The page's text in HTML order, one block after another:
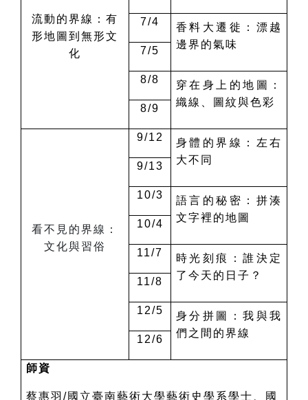
流動的界線：有
形地圖到無形文
化
7/4
香料大遷徙：漂越
邊界的氣味
7/5
8/8
穿在身上的地圖：
織線、圖紋與色彩
8/9
看不見的界線：
文化與習俗
9/12
身體的界線：左右
大不同
9/13
10/3
語言的秘密：拼湊
文字裡的地圖
10/4
11/7
時光刻痕：誰決定
了今天的日子？
11/8
12/5
身分拼圖：我與我
們之間的界線
12/6
師資
蔡惠羽/國立臺南藝術大學藝術史學系學士、國